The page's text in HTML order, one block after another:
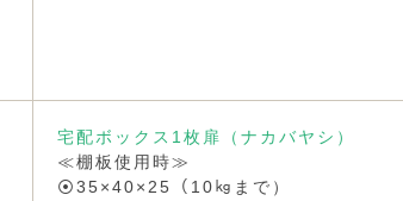
宅配ボックス1枚扉（ナカバヤシ）
≪棚板使用時≫
⦿35×40×25（10㎏まで）